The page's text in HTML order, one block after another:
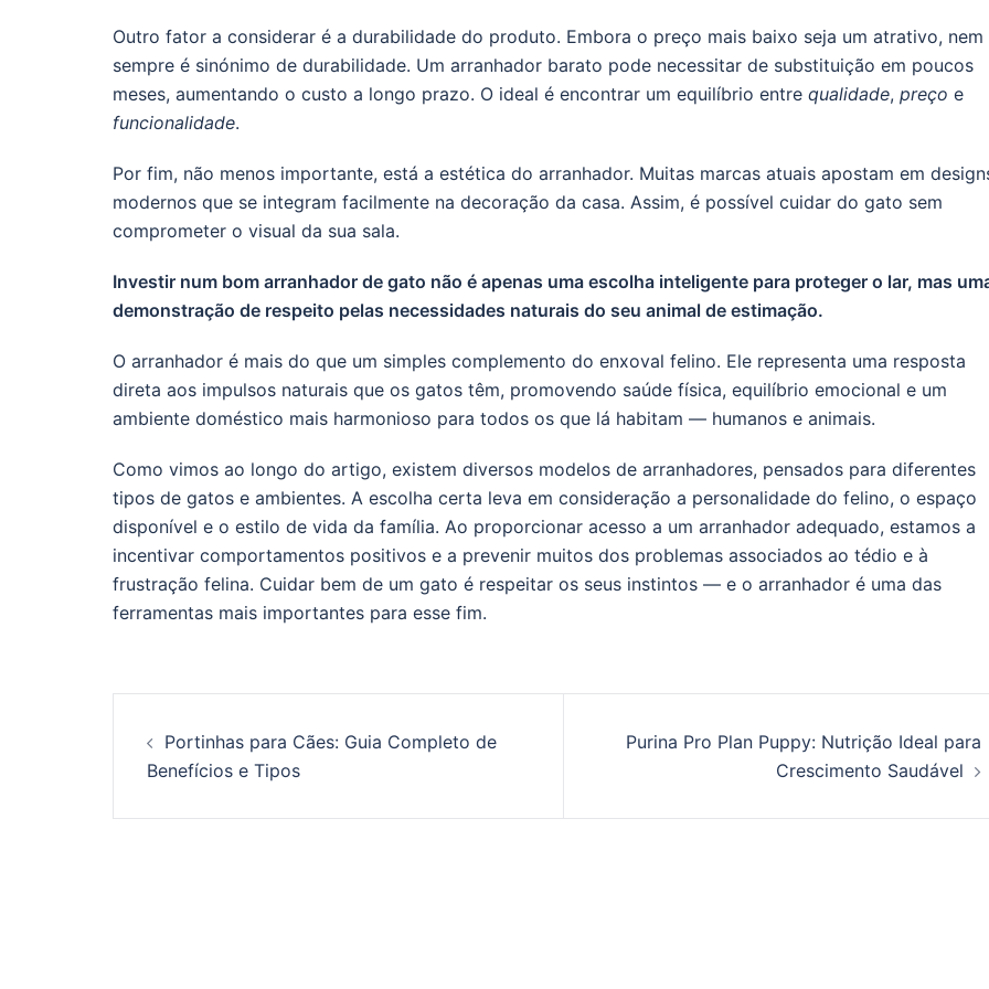
Outro fator a considerar é a durabilidade do produto. Embora o preço mais baixo seja um atrativo, nem
sempre é sinónimo de durabilidade. Um arranhador barato pode necessitar de substituição em poucos
meses, aumentando o custo a longo prazo. O ideal é encontrar um equilíbrio entre qualidade, preço e
funcionalidade.
Por fim, não menos importante, está a estética do arranhador. Muitas marcas atuais apostam em
modernos que se integram facilmente na decoração da casa. Assim, é possível cuidar do gato sem
comprometer o visual da sua sala.
Investir num bom arranhador de gato não é apenas uma escolha inteligente para proteger o lar, mas
demonstração de respeito pelas necessidades naturais do seu animal de estimação.
O arranhador é mais do que um simples complemento do enxoval felino. Ele representa uma resposta
direta aos impulsos naturais que os gatos têm, promovendo saúde física, equilíbrio emocional e um
ambiente doméstico mais harmonioso para todos os que lá habitam — humanos e animais.
Como vimos ao longo do artigo, existem diversos modelos de arranhadores, pensados para diferentes
tipos de gatos e ambientes. A escolha certa leva em consideração a personalidade do felino, o espaço
disponível e o estilo de vida da família. Ao proporcionar acesso a um arranhador adequado, estamos a
incentivar comportamentos positivos e a prevenir muitos dos problemas associados ao tédio e à
frustração felina. Cuidar bem de um gato é respeitar os seus instintos — e o arranhador é uma das
ferramentas mais importantes para esse fim.
navigation
Portinhas para Cães: Guia Completo de
Benefícios e Tipos
Purina Pro Plan Puppy: Nutrição Ideal para
Crescimento Saudável